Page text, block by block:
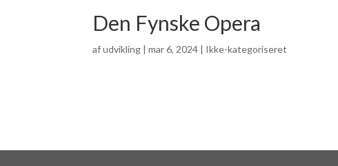
Den Fynske Opera
afudvikling |mar 6, 2024 | Ikke-kategoriseret